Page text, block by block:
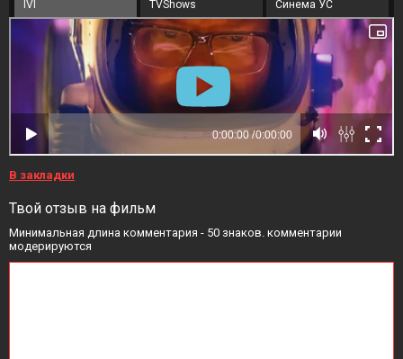
IVI TVShows Синема УС
В закладки
Твой отзыв на фильм
Минимальная длина комментария - 50 знаков. комментарии
модерируются